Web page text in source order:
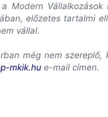
Modern
előzetes tartalmi
vállal.
még nem
mkik.hu e-mail címen.